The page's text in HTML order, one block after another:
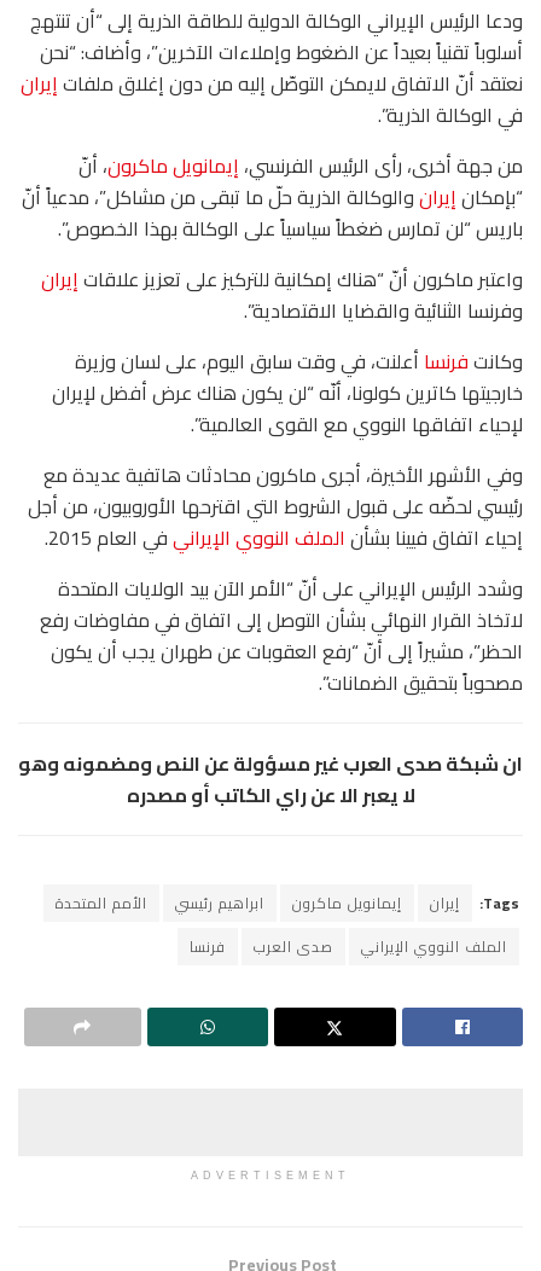
ودعا الرئيس الإيراني الوكالة الدولية للطاقة الذرية إلى “أن تنتهج
أسلوباً تقنياً بعيداً عن الضغوط وإملاءات الآخرين”، وأضاف: “نحن
نعتقد أنّ الاتفاق لايمكن التوصّل إليه من دون إغلاق ملفاتإيران
في الوكالة الذرية”.
من جهة أخرى، رأى الرئيس الفرنسي، إيمانويل ماكرون، أنّ
“بإمكانإيرانوالوكالة الذرية حلّ ما تبقى من مشاكل”، مدعياً أنّ
باريس “لن تمارس ضغطاً سياسياً على الوكالة بهذا الخصوص”.
واعتبر ماكرون أنّ “هناك إمكانية للتركيز على تعزيز علاقاتإيران
وفرنسا الثنائية والقضايا الاقتصادية”.
وكانتفرنسا أعلنت، في وقت سابق اليوم، على لسان وزيرة
خارجيتها كاترين كولونا، أنّه “لن يكون هناك عرض أفضل لإيران
لإحياء اتفاقها النووي مع القوى العالمية”.
وفي الأشهر الأخيرة، أجرى ماكرون محادثات هاتفية عديدة مع
رئيسي لحضّه على قبول الشروط التي اقترحها الأوروبيون، من أجل
إحياء اتفاق فيينا بشأن الملف النووي الإيرانيفي العام 2015.
وشدد الرئيس الإيراني على أنّ “الأمر الآن بيد الولايات المتحدة
لاتخاذ القرار النهائي بشأن التوصل إلى اتفاق في مفاوضات رفع
الحظر”، مشيراً إلى أنّ “رفع العقوبات عن طهران يجب أن يكون
مصحوباً بتحقيق الضمانات”.
ان شبكة صدى العرب غير مسؤولة عن النص ومضمونه وهو
لا يعبر الا عن راي الكاتب أو مصدره
Tags: إيران إيمانويل ماكرون ابراهيم رئيسي
الأمم المتحدة
الملف النووي الإيراني
صدى العرب فرنسا
ADVERTISEMENT
Previous Post